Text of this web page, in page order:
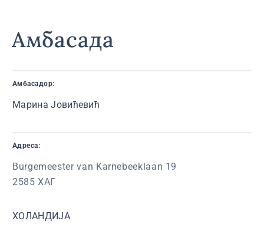
Амбасада
Амбасадор:
Марина Јовићевић
Адреса:
Burgemeester van Karnebeeklaan 19
2585 ХАГ
ХОЛАНДИЈА